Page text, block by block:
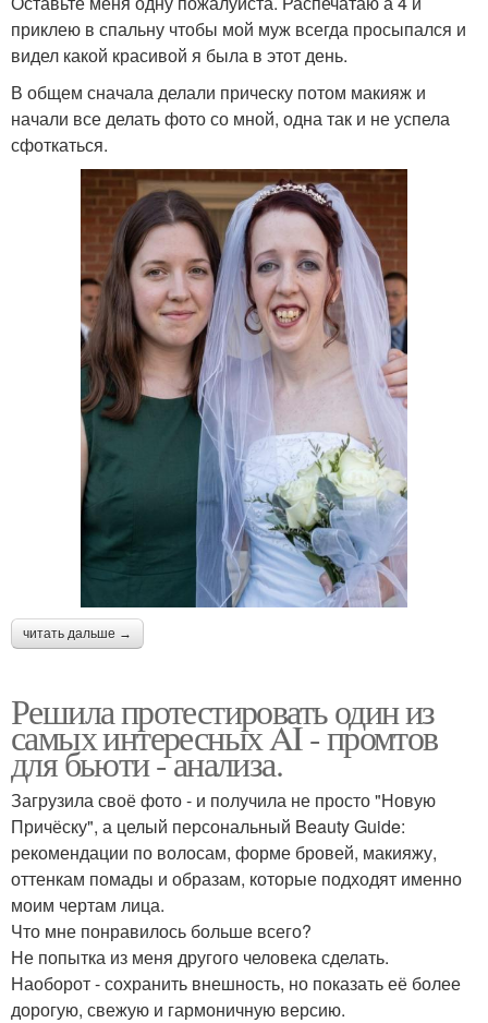
приклею в спальну чтобы мой муж всегда просыпался и
видел какой красивой я была в этот день.
В общем сначала делали прическу потом макияж и
начали все делать фото со мной, одна так и не успела
сфоткаться.
читать дальше →
Решила протестировать один из
самых интересных AI - промтов
для бьюти - анализа.
Загрузила своё фото - и получила не просто "Новую
Причёску", а целый персональный Beauty Guide:
рекомендации по волосам, форме бровей, макияжу,
оттенкам помады и образам, которые подходят именно
моим чертам лица.
Что мне понравилось больше всего?
Не попытка из меня другого человека сделать.
Наоборот - сохранить внешность, но показать её более
дорогую, свежую и гармоничную версию.